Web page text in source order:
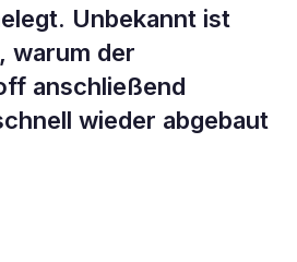
Unbekannt ist
warum der
anschließend
wieder abgebaut